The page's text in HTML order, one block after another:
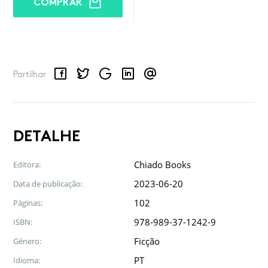
Partilhar
FacebookTwitterGoogle LinkedInEmail
DETALHE
Editora: Chiado Books
Data de publicação: 2023-06-20
Páginas: 102
ISBN: 978-989-37-1242-9
Género: Ficção
Idioma: PT